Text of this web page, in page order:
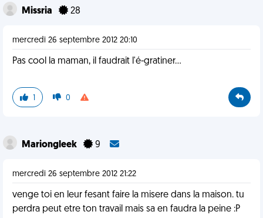
Missria 28
mercredi 26 septembre 2012 20:10
Pas cool la maman, il faudrait l'é-gratiner...
1 0
Mariongleek 9
mercredi 26 septembre 2012 21:22
venge toi en leur fesant faire la misere dans la maison. tu
perdra peut etre ton travail mais sa en faudra la peine :P